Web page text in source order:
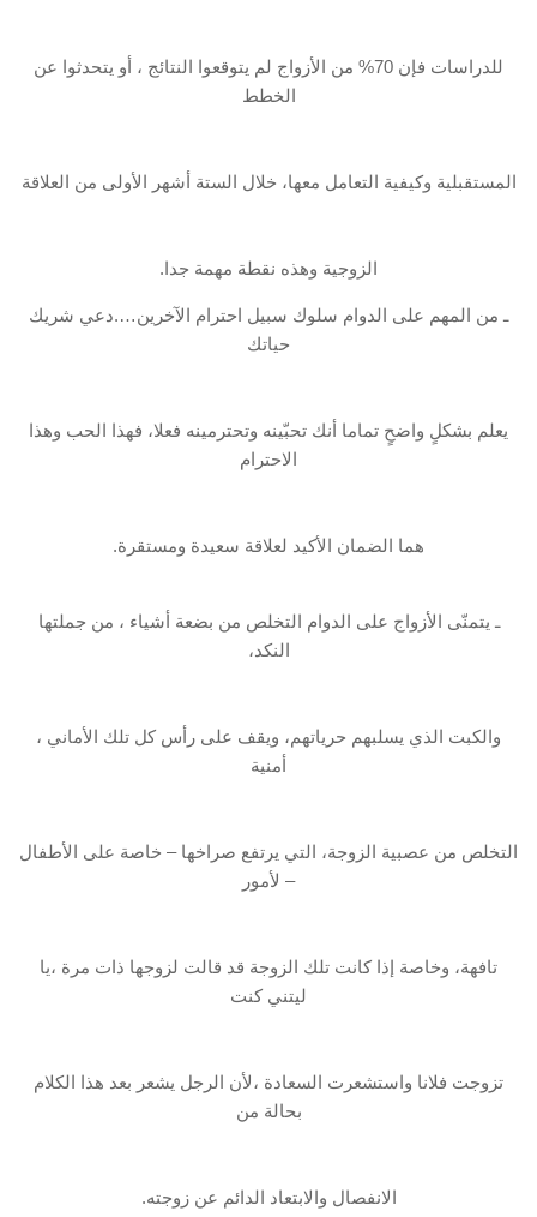
للدراسات فإن 70% من الأزواج لم يتوقعوا النتائج ، أو يتحدثوا عن
الخطط
المستقبلية وكيفية التعامل معها، خلال الستة أشهر الأولى من العلاقة
الزوجية وهذه نقطة مهمة جدا.
ـ من المهم على الدوام سلوك سبيل احترام الآخرين….دعي شريك
حياتك
يعلم بشكلٍ واضحٍ تماما أنك تحبّينه وتحترمينه فعلا، فهذا الحب وهذا
الاحترام
هما الضمان الأكيد لعلاقة سعيدة ومستقرة.
ـ يتمنّى الأزواج على الدوام التخلص من بضعة أشياء ، من جملتها
النكد،
والكبت الذي يسلبهم حرياتهم، ويقف على رأس كل تلك الأماني ،
أمنية
التخلص من عصبية الزوجة، التي يرتفع صراخها – خاصة على الأطفال
– لأمور
تافهة، وخاصة إذا كانت تلك الزوجة قد قالت لزوجها ذات مرة ،يا
ليتني كنت
تزوجت فلانا واستشعرت السعادة ،لأن الرجل يشعر بعد هذا الكلام
بحالة من
الانفصال والابتعاد الدائم عن زوجته.